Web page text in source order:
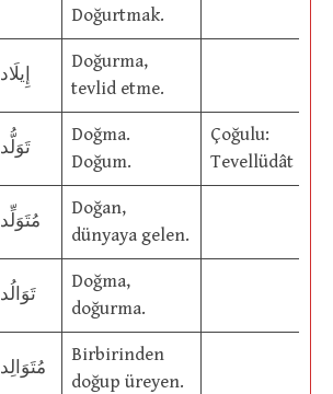
Doğurtmak.
إِيلَاد
Doğurma,
tevlid etme.
تَوَلُّد
Doğma.
Doğum.
Çoğulu:
Tevellüdât
مُتَوَلِّد
Doğan,
dünyaya gelen.
تَوَالُد
Doğma,
doğurma.
مُتَوَالِد
Birbirinden
doğup üreyen.